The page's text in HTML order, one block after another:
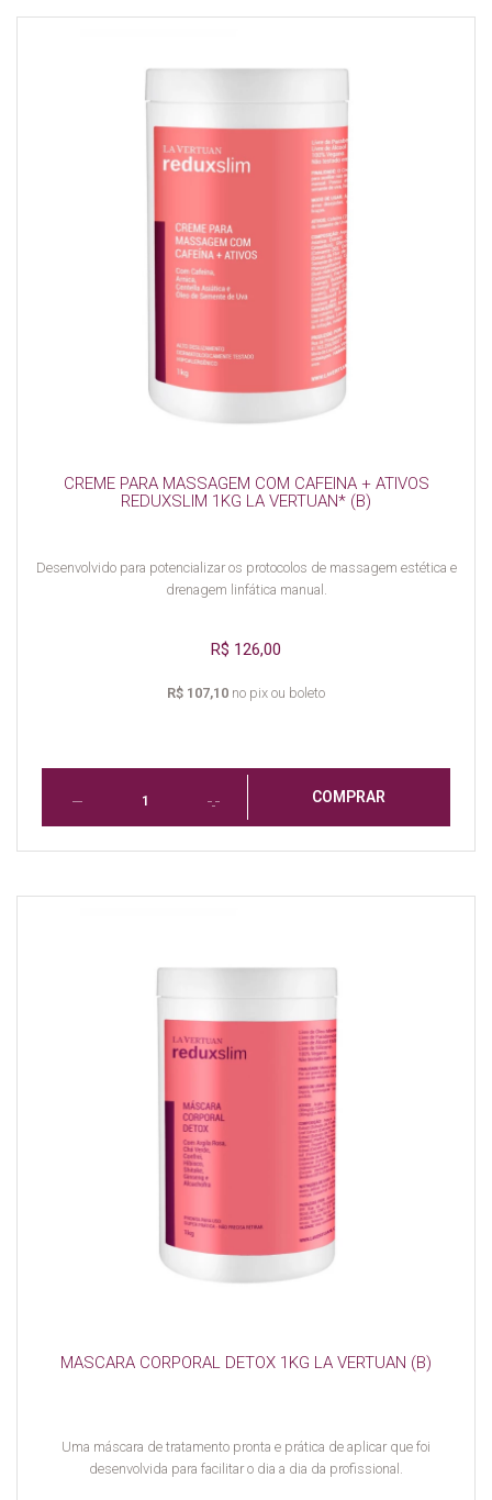
CREME PARA MASSAGEM COM CAFEINA + ATIVOS
REDUXSLIM 1KG LA VERTUAN* (B)
Desenvolvido para potencializar os protocolos de massagem estética e
drenagem linfática manual.
R$ 126,00
R$ 107,10 no pix ou boleto
COMPRAR
MASCARA CORPORAL DETOX 1KG LA VERTUAN (B)
Uma máscara de tratamento pronta e prática de aplicar que foi
desenvolvida para facilitar o dia a dia da profissional.